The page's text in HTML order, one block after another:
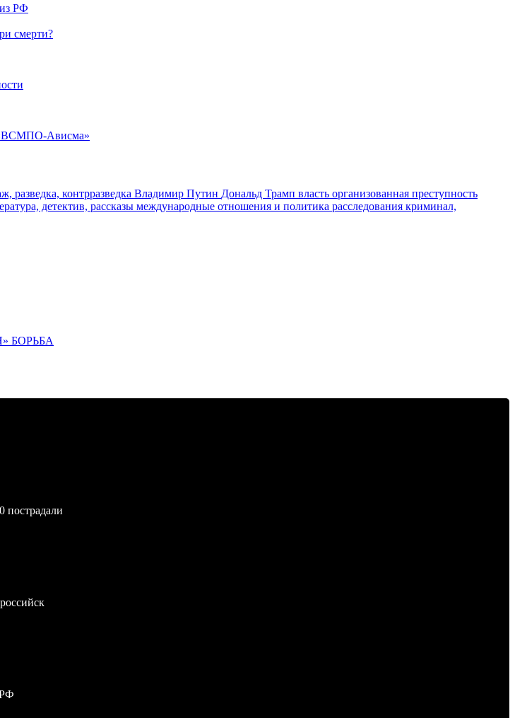
РФ
смерти?
«ВСМПО-Ависма»
разведка, контрразведка Владимир Путин Дональд Трамп власть организованная преступность
детектив, рассказы международные отношения и политика расследования криминал,
БОРЬБА
пострадали
РФ